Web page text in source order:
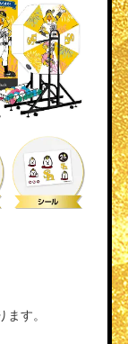
す。